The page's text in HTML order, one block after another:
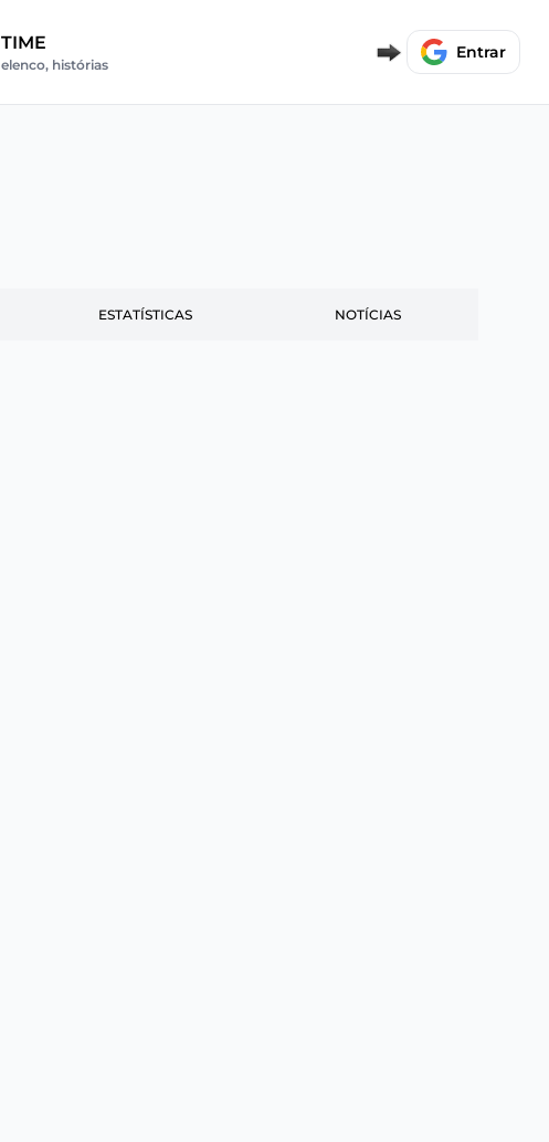
TIME
elenco, histórias
Entrar
ESTATÍSTICAS NOTÍCIAS